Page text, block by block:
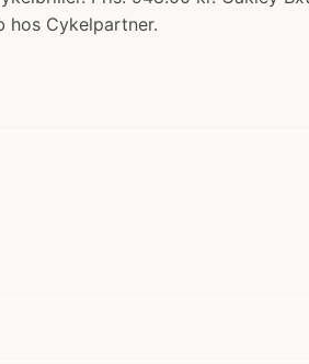
hos Cykelpartner.